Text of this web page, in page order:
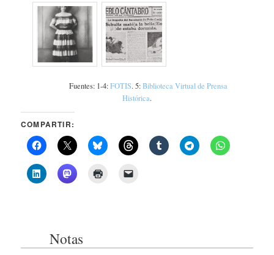
Fuentes: 1-4:FOTIS. 5:Biblioteca Virtual de Prensa
Histórica.
COMPARTIR:
Notas